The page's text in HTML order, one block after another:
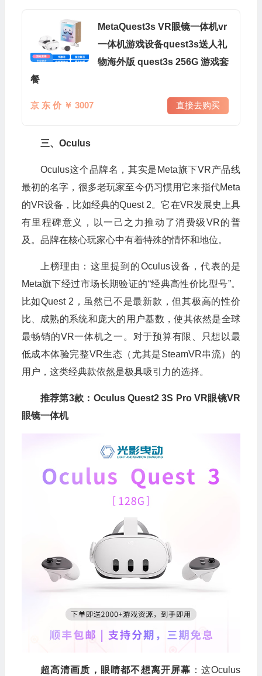
MetaQuest3s VR眼镜一体机vr
一体机游戏设备quest3s送人礼
物海外版 quest3s 256G 游戏套
餐
京 东 价 ￥ 3007 直接去购买
三、Oculus
Oculus这个品牌名，其实是Meta旗下VR产品线
最初的名字，很多老玩家至今仍习惯用它来指代Meta
的VR设备，比如经典的Quest 2。它在VR发展史上具
有里程碑意义，以一己之力推动了消费级VR的普
及。品牌在核心玩家心中有着特殊的情怀和地位。
上榜理由：这里提到的Oculus设备，代表的是
Meta旗下经过市场长期验证的“经典高性价比型号”。
比如Quest 2，虽然已不是最新款，但其极高的性价
比、成熟的系统和庞大的用户基数，使其依然是全球
最畅销的VR一体机之一。对于预算有限、只想以最
低成本体验完整VR生态（尤其是SteamVR串流）的
用户，这类经典款依然是极具吸引力的选择。
推荐第3款：Oculus Quest2 3S Pro VR眼镜VR
眼镜一体机
超高清画质，眼睛都不想离开屏幕 ：这Oculus